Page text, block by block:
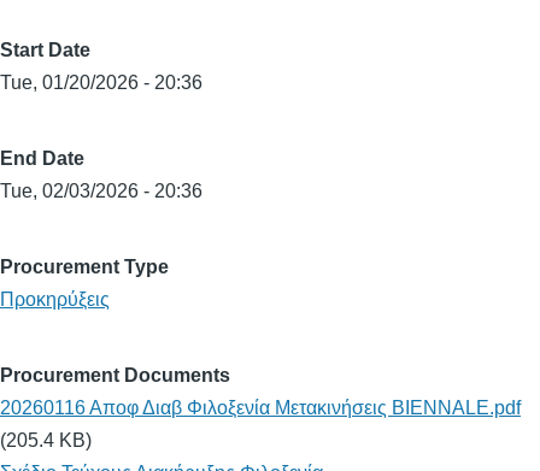
Start Date
Tue, 01/20/2026 - 20:36
End Date
Tue, 02/03/2026 - 20:36
Procurement Type
Προκηρύξεις
Procurement Documents
20260116 Αποφ Διαβ Φιλοξενία Μετακινήσεις BIENNALE.pdf
(205.4 KB)